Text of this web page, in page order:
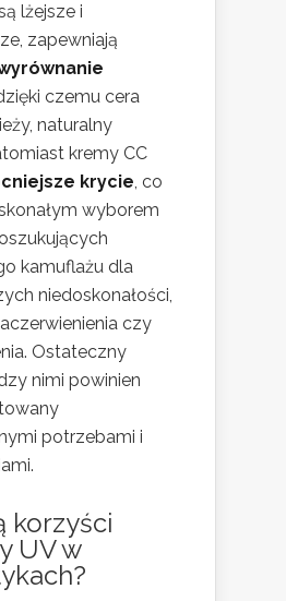
lżejsze i
zapewniają
czemu cera
naturalny
kremy CC
krycie, co
wyborem
kamuflażu dla
niedoskonałości,
czy
Ostateczny
nimi powinien
potrzebami i
korzyści
UV w